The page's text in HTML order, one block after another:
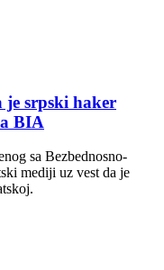
je srpski haker
BIA
sa Bezbednosno-
mediji uz vest da je